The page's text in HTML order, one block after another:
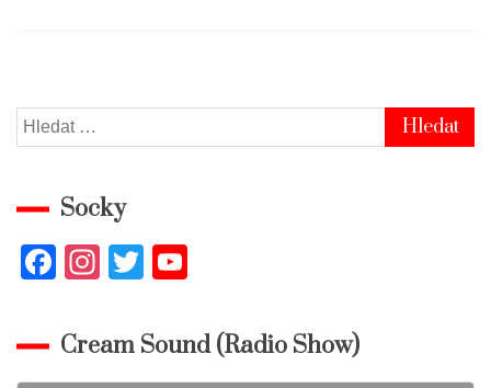
Vyhledávání
Socky
F
c
e
In
a
gr
T
itt
er
u
T
Cream Sound (Radio Show)